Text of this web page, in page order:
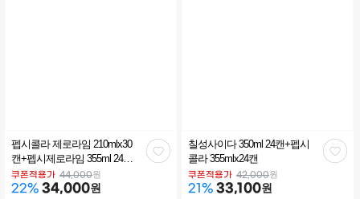
펩시콜라 제로라임 210mlx30
캔+펩시제로라임 355ml 24캔
제로콜라/제로탄산/탄산/콜라
쿠폰적용가 44,000원
22% 34,000원
관
칠성사이다 350ml 24캔+펩시
콜라 355mlx24캔
쿠폰적용가 42,000원
21% 33,100원
관